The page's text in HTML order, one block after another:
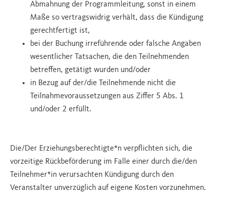
Abmahnung der Programmleitung, sonst in einem
Maße so vertragswidrig verhält, dass die Kündigung
gerechtfertigt ist,
bei der Buchung irreführende oder falsche Angaben
wesentlicher Tatsachen, die den Teilnehmenden
betreffen, getätigt wurden und/oder
in Bezug auf der/die Teilnehmende nicht die
Teilnahmevoraussetzungen aus Ziffer 5 Abs. 1
und/oder 2 erfüllt.
Die/Der Erziehungsberechtigte*n verpflichten sich, die
vorzeitige Rückbeförderung im Falle einer durch die/den
Teilnehmer*in verursachten Kündigung durch den
Veranstalter unverzüglich auf eigene Kosten vorzunehmen.